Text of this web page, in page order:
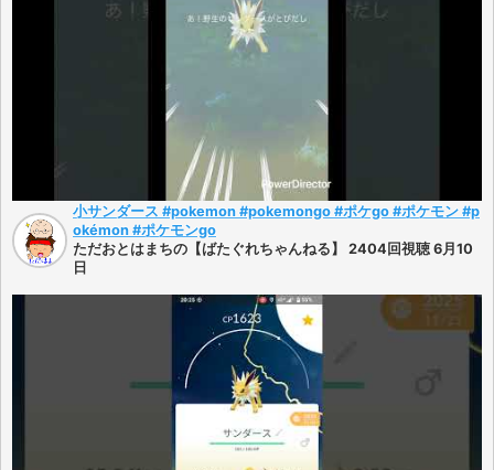
小サンダース #pokemon #pokemongo #ポケgo #ポケモン #p
okémon #ポケモンgo
ただおとはまちの【ばたぐれちゃんねる】 2404回視聴 6月10
日